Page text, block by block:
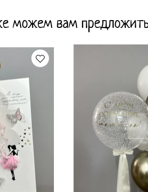
можем вам